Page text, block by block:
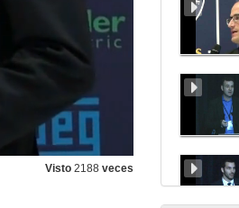
Visto 2188 veces